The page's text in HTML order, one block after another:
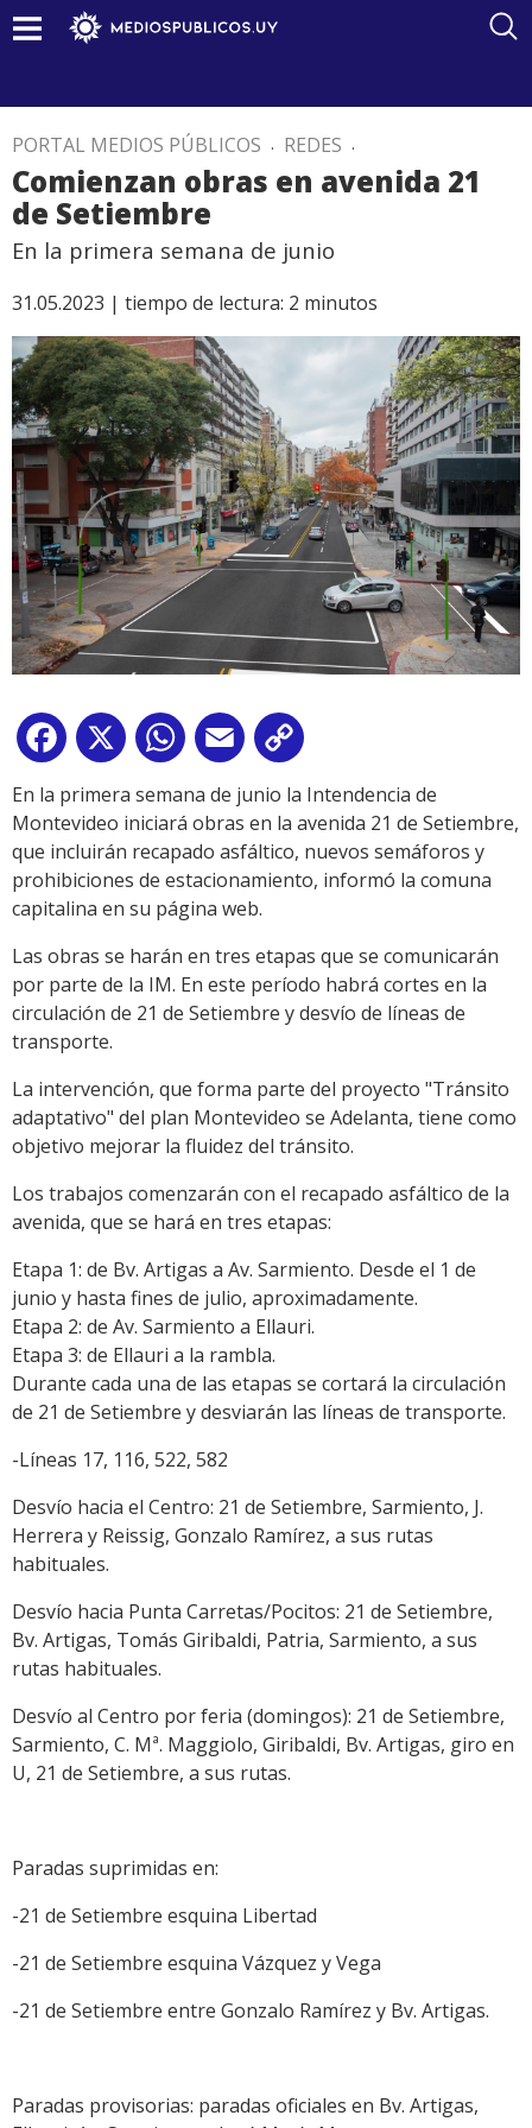
PORTAL MEDIOS PÚBLICOS . REDES .
Comienzan obras en avenida 21
de Setiembre
En la primera semana de junio
31.05.2023 | tiempo de lectura: 2 minutos
Facebook
X WhatsApp
Email
Link
En la primera semana de junio la Intendencia de
Montevideo iniciará obras en la avenida 21 de Setiembre,
que incluirán recapado asfáltico, nuevos semáforos y
prohibiciones de estacionamiento, informó la comuna
capitalina en su página web.
Las obras se harán en tres etapas que se comunicarán
por parte de la IM. En este período habrá cortes en la
circulación de 21 de Setiembre y desvío de líneas de
transporte.
La intervención, que forma parte del proyecto "Tránsito
adaptativo" del plan Montevideo se Adelanta, tiene como
objetivo mejorar la fluidez del tránsito.
Los trabajos comenzarán con el recapado asfáltico de la
avenida, que se hará en tres etapas:
Etapa 1: de Bv. Artigas a Av. Sarmiento. Desde el 1 de
junio y hasta fines de julio, aproximadamente.
Etapa 2: de Av. Sarmiento a Ellauri.
Etapa 3: de Ellauri a la rambla.
Durante cada una de las etapas se cortará la circulación
de 21 de Setiembre y desviarán las líneas de transporte.
-Líneas 17, 116, 522, 582
Desvío hacia el Centro: 21 de Setiembre, Sarmiento, J.
Herrera y Reissig, Gonzalo Ramírez, a sus rutas
habituales.
Desvío hacia Punta Carretas/Pocitos: 21 de Setiembre,
Bv. Artigas, Tomás Giribaldi, Patria, Sarmiento, a sus
rutas habituales.
Desvío al Centro por feria (domingos): 21 de Setiembre,
Sarmiento, C. Mª. Maggiolo, Giribaldi, Bv. Artigas, giro en
U, 21 de Setiembre, a sus rutas.
Paradas suprimidas en:
-21 de Setiembre esquina Libertad
-21 de Setiembre esquina Vázquez y Vega
-21 de Setiembre entre Gonzalo Ramírez y Bv. Artigas.
Paradas provisorias: paradas oficiales en Bv. Artigas,